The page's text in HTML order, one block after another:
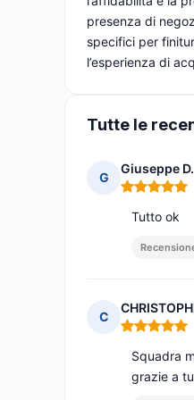
presenza di
specifici per
l’esperienza di
Tutte le
G
Giuseppe D.
Nota: 5 su 5
Tutto ok
C
Nota: 5 su 5
Squadra
grazie a